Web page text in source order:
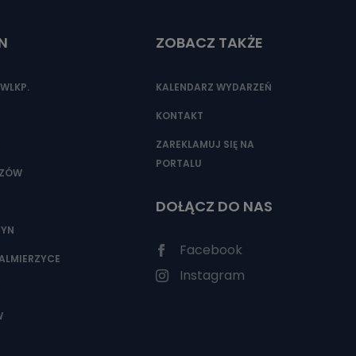
ze
ZOBACZ TAKŻE
KALENDARZ WYDARZEŃ
KONTAKT
ZAREKLAMUJ SIĘ NA
PORTALU
DOŁĄCZ DO NAS
Facebook
Instagram